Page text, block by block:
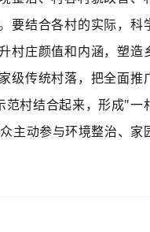
要结合各村的实际，科
村庄颜值和内涵，塑造
级传统村落，把全面推
村结合起来，形成"一
主动参与环境整治、家